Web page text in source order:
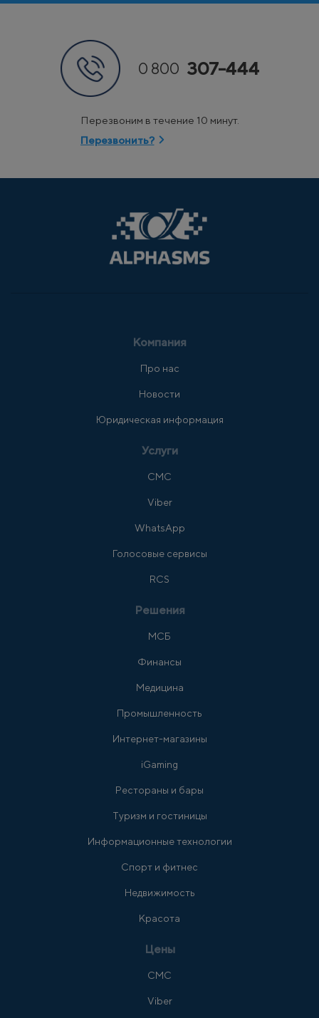
0 800 307-444
Перезвоним в течение 10 минут.
Перезвонить?
Компания
Про нас
Новости
Юридическая информация
Услуги
СМС
Viber
WhatsApp
Голосовые сервисы
RCS
Решения
МСБ
Финансы
Медицина
Промышленность
Интернет-магазины
iGaming
Рестораны и бары
Туризм и гостиницы
Информационные технологии
Спорт и фитнес
Недвижимость
Красота
Цены
СМС
Viber